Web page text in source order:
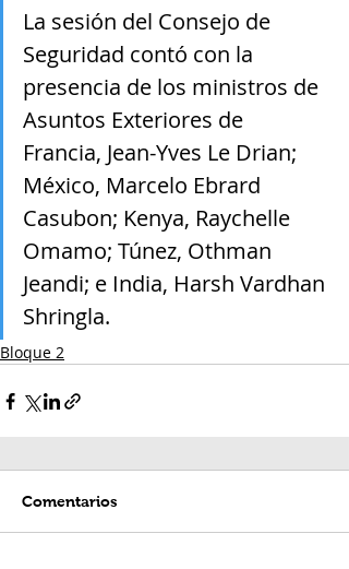
La sesión del Consejo de
Seguridad contó con la
presencia de los ministros de
Asuntos Exteriores de
Francia, Jean-Yves Le Drian;
México, Marcelo Ebrard
Casubon; Kenya, Raychelle
Omamo; Túnez, Othman
Jeandi; e India, Harsh Vardhan
Shringla.
Bloque 2
Comentarios